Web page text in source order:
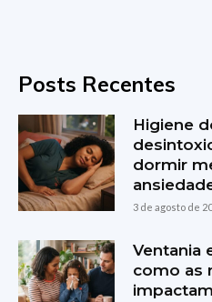
Posts Recentes
Higiene
dormir
3 de agosto de
Ventania
como as